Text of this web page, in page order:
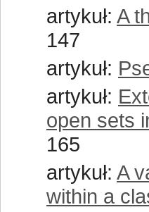
artykuł: A
147
artykuł:
artykuł:
open sets
165
artykuł: A
within a